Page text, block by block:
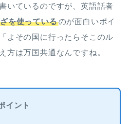
いているのですが、英語話者
を使っているのが面白いポイ
よその国に行ったらそこのル
方は万国共通なんですね。
イント